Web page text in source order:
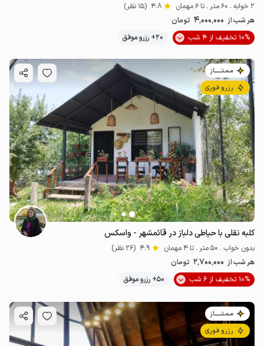
2 خوابه . 60 متر . تا 6 مهمان 4.8 (15 نظر)
هر شب از 4٬000٬000 تومان
10% تخفیف از 4 شب
20+ رزرو موفق
مـمـتــــــاز
رزرو فوری
کلبه نقلی با حیاطی دلباز در قائمشهر - واسکس
بدون خواب . 50 متر . تا 4 مهمان 4.9 (26 نظر)
هر شب از 2٬700٬000 تومان
10% تخفیف از 6 شب
50+ رزرو موفق
مـمـتــــــاز
رزرو فوری